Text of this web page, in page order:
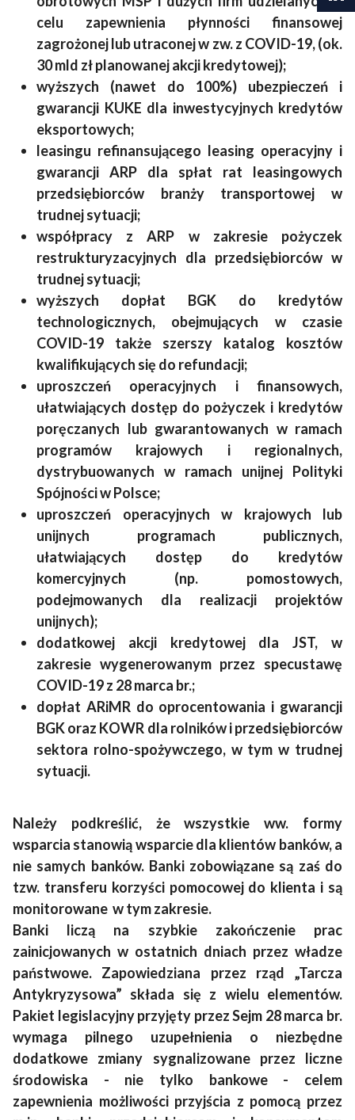
celu zapewnienia płynności finansowej
zagrożonej lub utraconej w zw. z COVID-19, (ok.
30 mld zł planowanej akcji kredytowej);
wyższych (nawet do 100%) ubezpieczeń i
gwarancji KUKE dla inwestycyjnych kredytów
eksportowych;
leasingu refinansującego leasing operacyjny i
gwarancji ARP dla spłat rat leasingowych
przedsiębiorców branży transportowej w
trudnej sytuacji;
współpracy z ARP w zakresie pożyczek
restrukturyzacyjnych dla przedsiębiorców w
trudnej sytuacji;
wyższych dopłat BGK do kredytów
technologicznych, obejmujących w czasie
COVID-19 także szerszy katalog kosztów
kwalifikujących się do refundacji;
uproszczeń operacyjnych i finansowych,
ułatwiających dostęp do pożyczek i kredytów
poręczanych lub gwarantowanych w ramach
programów krajowych i regionalnych,
dystrybuowanych w ramach unijnej Polityki
Spójności w Polsce;
uproszczeń operacyjnych w krajowych lub
unijnych programach publicznych,
ułatwiających dostęp do kredytów
komercyjnych (np. pomostowych,
podejmowanych dla realizacji projektów
unijnych);
dodatkowej akcji kredytowej dla JST, w
zakresie wygenerowanym przez specustawę
COVID-19 z 28 marca br.;
dopłat ARiMR do oprocentowania i gwarancji
BGK oraz KOWR dla rolników i przedsiębiorców
sektora rolno-spożywczego, w tym w trudnej
sytuacji.
Należy podkreślić, że wszystkie ww. formy
wsparcia stanowią wsparcie dla klientów banków, a
nie samych banków. Banki zobowiązane są zaś do
tzw. transferu korzyści pomocowej do klienta i są
monitorowane w tym zakresie.
Banki liczą na szybkie zakończenie prac
zainicjowanych w ostatnich dniach przez władze
państwowe. Zapowiedziana przez rząd „Tarcza
Antykryzysowa” składa się z wielu elementów.
Pakiet legislacyjny przyjęty przez Sejm 28 marca br.
wymaga pilnego uzupełnienia o niezbędne
dodatkowe zmiany sygnalizowane przez liczne
środowiska - nie tylko bankowe - celem
zapewnienia możliwości przyjścia z pomocą przez